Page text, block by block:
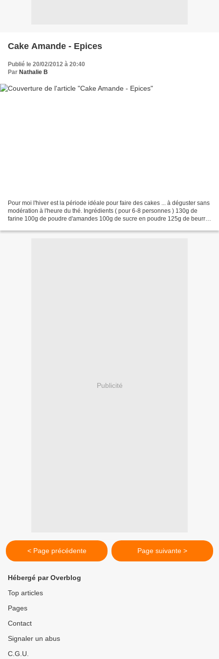
Cake Amande - Epices
Publié le 20/02/2012 à 20:40
Par Nathalie B
Pour moi l'hiver est la période idéale pour faire des cakes ... à déguster sans
modération à l'heure du thé. Ingrédients ( pour 6-8 personnes ) 130g de
farine 100g de poudre d'amandes 100g de sucre en poudre 125g de beurre
Publicité
< Page précédente Page suivante >
Hébergé par Overblog
Top articles
Pages
Contact
Signaler un abus
C.G.U.